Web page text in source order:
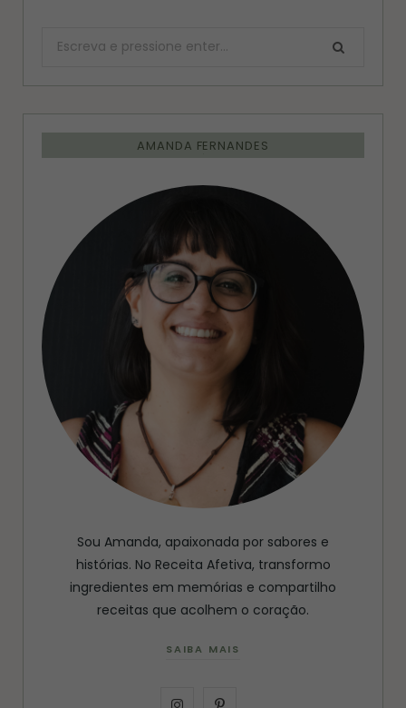
Procurar:
AMANDA FERNANDES
Sou Amanda, apaixonada por sabores e
histórias. No Receita Afetiva, transformo
ingredientes em memórias e compartilho
receitas que acolhem o coração.
SAIBA MAIS
I
P